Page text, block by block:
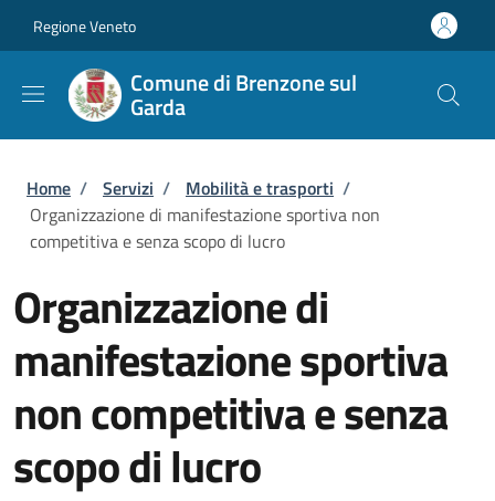
Regione Veneto
Comune di Brenzone sul
Garda
Briciole di pane
Home / Servizi / Mobilità e trasporti /
Organizzazione di manifestazione sportiva non
competitiva e senza scopo di lucro
Organizzazione di
manifestazione sportiva
non competitiva e senza
scopo di lucro